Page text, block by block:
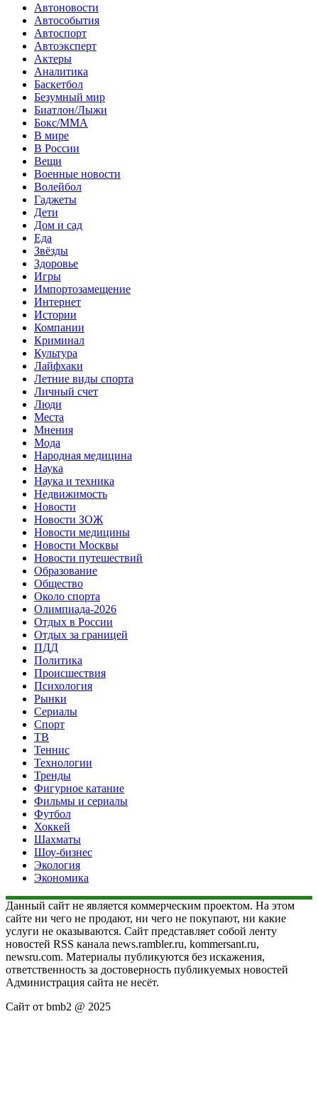
Автоновости
Автособытия
Автоспорт
Автоэксперт
Актеры
Аналитика
Баскетбол
Безумный мир
Биатлон/Лыжи
Бокс/MMA
В мире
В России
Вещи
Военные новости
Волейбол
Гаджеты
Дети
Дом и сад
Еда
Звёзды
Здоровье
Игры
Импортозамещение
Интернет
Истории
Компании
Криминал
Культура
Лайфхаки
Летние виды спорта
Личный счет
Люди
Места
Мнения
Мода
Народная медицина
Наука
Наука и техника
Недвижимость
Новости
Новости ЗОЖ
Новости медицины
Новости Москвы
Новости путешествий
Образование
Общество
Около спорта
Олимпиада-2026
Отдых в России
Отдых за границей
ПДД
Политика
Происшествия
Психология
Рынки
Сериалы
Спорт
ТВ
Теннис
Технологии
Тренды
Фигурное катание
Фильмы и сериалы
Футбол
Хоккей
Шахматы
Шоу-бизнес
Экология
Экономика
Данный сайт не является коммерческим проектом. На этом
сайте ни чего не продают, ни чего не покупают, ни какие
услуги не оказываются. Сайт представляет собой ленту
новостей RSS канала news.rambler.ru, kommersant.ru,
newsru.com. Материалы публикуются без искажения,
ответственность за достоверность публикуемых новостей
Администрация сайта не несёт.
Сайт от bmb2 @ 2025